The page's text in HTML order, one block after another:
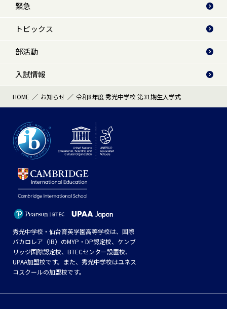
緊急
トピックス
部活動
入試情報
HOME お知らせ 令和8年度 秀光中学校 第31期生入学式
秀光中学校・仙台育英学園高等学校は、国際
バカロレア（IB）のMYP・DP認定校、ケンブ
リッジ国際認定校、BTECセンター設置校、
UPAA加盟校です。また、秀光中学校はユネス
コスクールの加盟校です。